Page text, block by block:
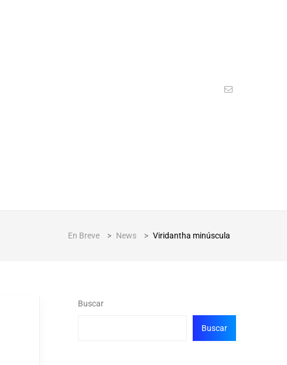
En Breve > News > Viridantha minúscula
Buscar
Buscar